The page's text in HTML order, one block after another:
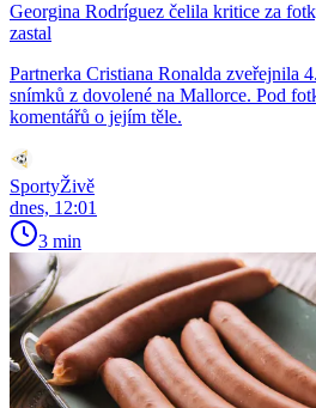
Georgina Rodríguez čelila kritice za
zastal
Partnerka Cristiana Ronalda zveřejnila
snímků z dovolené na Mallorce. Pod
komentářů o jejím těle.
SportyŽivě
dnes, 12:01
3 min